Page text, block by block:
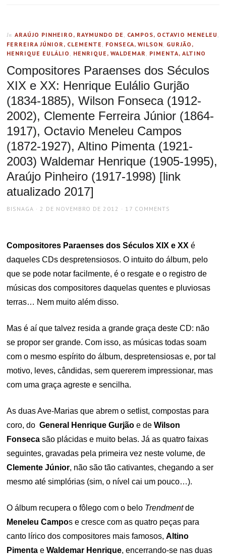
In ARAÚJO PINHEIRO, RAYMUNDO DE , CAMPOS, OCTAVIO MENELEU ,
FERREIRA JÚNIOR, CLEMENTE , FONSECA, WILSON, GURJÃO,
HENRIQUE EULÁLIO , HENRIQUE, WALDEMAR, PIMENTA, ALTINO
Compositores Paraenses dos Séculos
XIX e XX: Henrique Eulálio Gurjão
(1834-1885), Wilson Fonseca (1912-
2002), Clemente Ferreira Júnior (1864-
1917), Octavio Meneleu Campos
(1872-1927), Altino Pimenta (1921-
2003) Waldemar Henrique (1905-1995),
Araújo Pinheiro (1917-1998) [link
atualizado 2017]
AUTHOR
BISNAGA
POSTED
2 DE NOVEMBRO DE 2012 17 COMMENTS
Compositores Paraenses dos Séculos XIX e XX é
daqueles CDs despretensiosos. O intuito do álbum, pelo
que se pode notar facilmente, é o resgate e o registro de
músicas dos compositores daquelas quentes e pluviosas
terras… Nem muito além disso.
Mas é aí que talvez resida a grande graça deste CD: não
se propor ser grande. Com isso, as músicas todas soam
com o mesmo espírito do álbum, despretensiosas e, por tal
motivo, leves, cândidas, sem quererem impressionar, mas
com uma graça agreste e sencilha.
As duas Ave-Marias que abrem o setlist, compostas para
coro, doGeneral Henrique Gurjão e deWilson
Fonseca são plácidas e muito belas. Já as quatro faixas
seguintes, gravadas pela primeira vez neste volume, de
Clemente Júnior, não são tão cativantes, chegando a ser
mesmo até simplórias (sim, o nível cai um pouco…).
O álbum recupera o fôlego com o belo Trendmentde
Meneleu Campos e cresce com as quatro peças para
canto lírico dos compositores mais famosos,Altino
Pimentae Waldemar Henrique, encerrando-se nas duas